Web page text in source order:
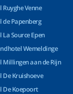
Ruyghe Venne
de Papenberg
Source Epen
Wemeldinge
Millingen aan de Rijn
De Kruishoeve
De Koepoort